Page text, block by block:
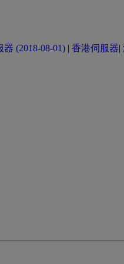
(2018-08-01) | 香港伺服器|